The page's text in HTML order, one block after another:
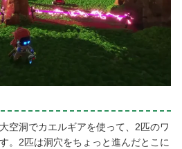
空洞でカエルギアを使って、2匹のワ
。2匹は洞穴をちょっと進んだとこに